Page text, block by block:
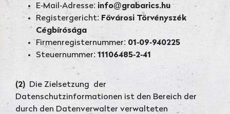
E-Mail-Adresse: info@grabarics.hu
Registergericht: Fővárosi Törvényszék
Cégbírósága
Firmenregisternummer: 01-09-940225
Steuernummer: 11106485-2-41
(2) Die Zielsetzung der
Datenschutzinformationen ist den Bereich der
durch den Datenverwalter verwalteten